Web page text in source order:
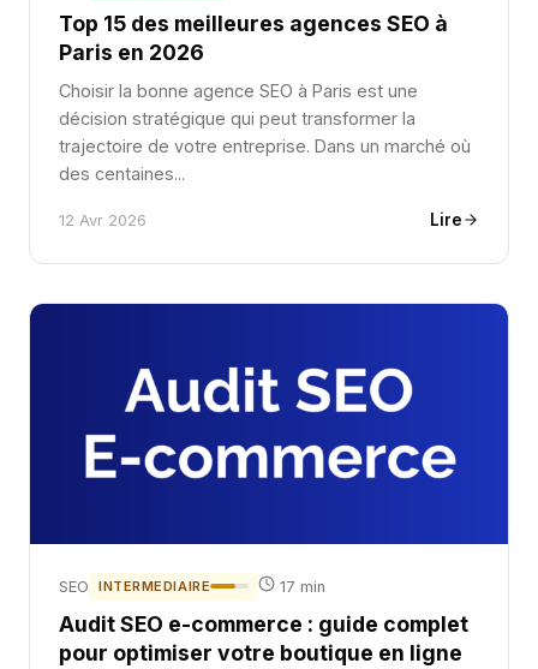
Top 15 des meilleures agences SEO à
Paris en 2026
Choisir la bonne agence SEO à Paris est une
décision stratégique qui peut transformer la
trajectoire de votre entreprise. Dans un marché où
des centaines...
12 Avr 2026 Lire
SEO INTERMEDIAIRE 17 min
Audit SEO e-commerce : guide complet
pour optimiser votre boutique en ligne